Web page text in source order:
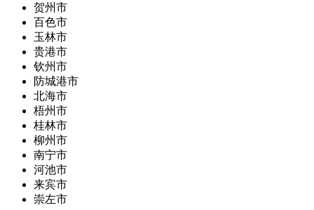
贺州市
百色市
玉林市
贵港市
钦州市
防城港市
北海市
梧州市
桂林市
柳州市
南宁市
河池市
来宾市
崇左市